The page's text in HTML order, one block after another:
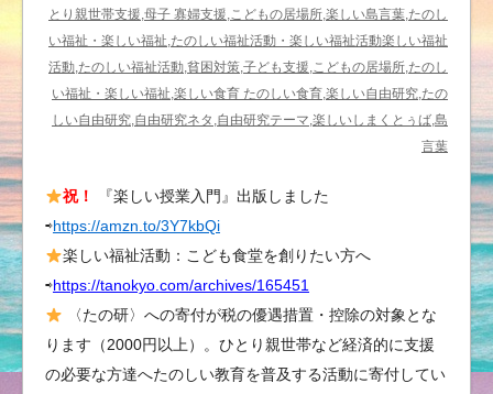
野
山
さ
ん
ぽ
い
た
ら
楽
ア
とり親世帯支援,母子 寡婦支援,こどもの居場所,楽しい島言葉,たのし
い福祉・楽しい福祉,たのしい福祉活動・楽しい福祉活動楽しい福祉
活動,たのしい福祉活動,貧困対策,子ども支援,こどもの居場所,たのし
い福祉・楽しい福祉,楽しい食育 たのしい食育,楽しい自由研究,たの
しい自由研究,自由研究ネタ,自由研究テーマ,楽しいしまくとぅば,島
言葉
祝！
『楽しい授業入門』出版しました
⇨https://amzn.to/3Y7kbQi
楽しい福祉活動：こども食堂を創りたい方へ
⇨https://tanokyo.com/archives/165451
〈たの研〉への寄付が税の優遇措置・控除の対象とな
ります（2000円以上）。ひとり親世帯など経済的に支援
の必要な方達へたのしい教育を普及する活動に寄付してい